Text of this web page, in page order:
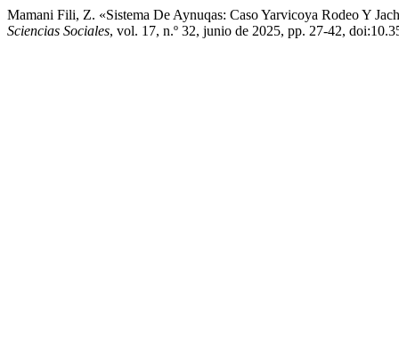
Mamani Fili, Z. «Sistema De Aynuqas: Caso Yarvicoya Rodeo Y
Sciencias Sociales, vol. 17, n.º 32, junio de 2025, pp. 27-42,